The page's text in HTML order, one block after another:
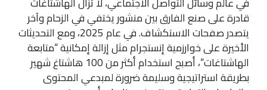
قادرة على صنع الفارق بين منشور يختفي في الزحام وآخر
يتصدر صفحات الاستكشاف. في عام 2025، ومع التحديثات
الأخيرة على خوارزمية إنستجرام مثل إزالة إمكانية “متابعة
الهاشتاغات“، أصبح استخدام أكثر من 100 هاشتاغ شهير
بطريقة استراتيجية وسليمة ضرورة لمبدعي المحتوى